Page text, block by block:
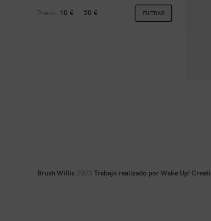
FILTRAR
Precio: 10 € —20 €
Brush Willis 2023 Trabajo realizado por Wake Up!